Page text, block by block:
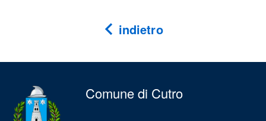
indietro
Comune di Cutro